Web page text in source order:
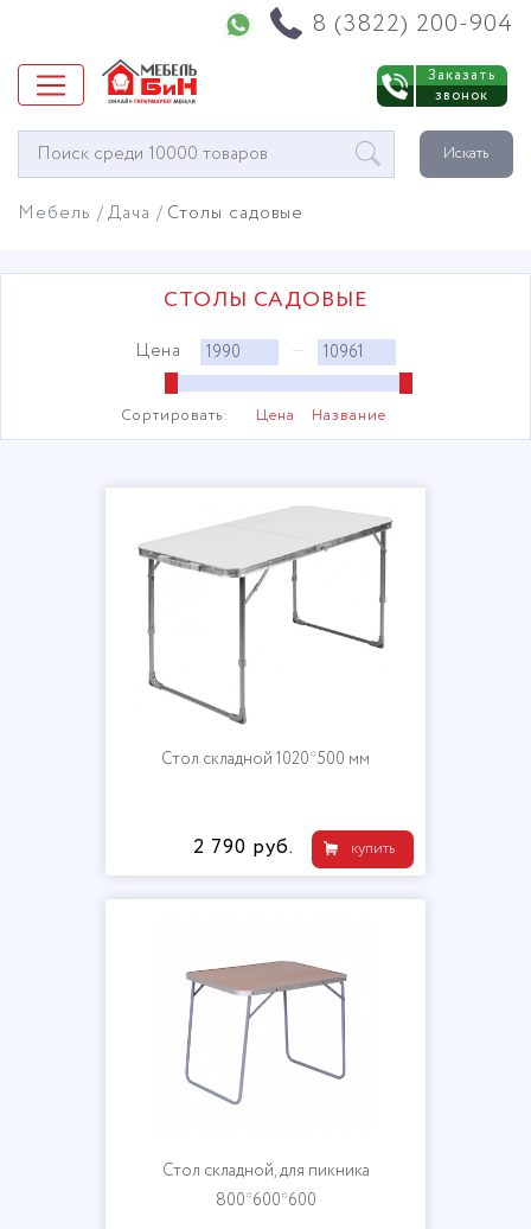
8 (3822) 200-904
Заказать
звонок
Окно
поиска
Искать
Мебель Дача Столы садовые
СТОЛЫ САДОВЫЕ
Цена —
Сортировать: Цена Название
Стол складной 1020*500 мм
купить
2 790 руб.
Стол складной, для пикника
800*600*600